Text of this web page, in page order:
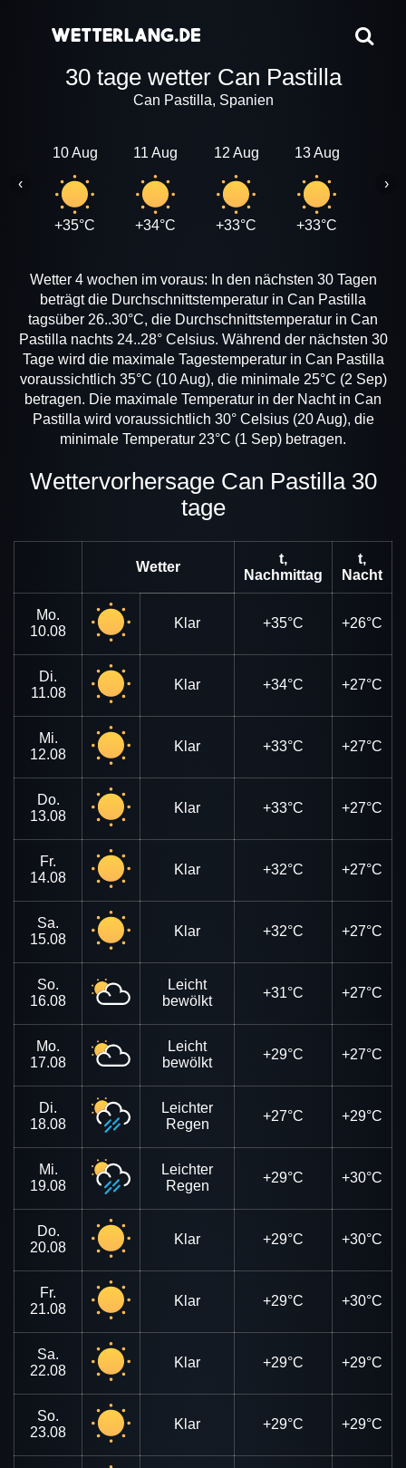
30 tage wetter Can Pastilla
Can Pastilla, Spanien
10 Aug
+35°C
11 Aug
+34°C
12 Aug
+33°C
13 Aug
+33°C
‹ ›
Wetter 4 wochen im voraus: In den nächsten 30 Tagen
beträgt die Durchschnittstemperatur in Can Pastilla
tagsüber 26..30°C, die Durchschnittstemperatur in Can
Pastilla nachts 24..28° Celsius. Während der nächsten 30
Tage wird die maximale Tagestemperatur in Can Pastilla
voraussichtlich 35°C (10 Aug), die minimale 25°C (2 Sep)
betragen. Die maximale Temperatur in der Nacht in Can
Pastilla wird voraussichtlich 30° Celsius (20 Aug), die
minimale Temperatur 23°C (1 Sep) betragen.
Wettervorhersage Can Pastilla 30
tage
Wetter
t,
Nachmittag
t,
Nacht
Mo.
10.08
Klar +35°C +26°C
Di.
11.08
Klar +34°C +27°C
Mi.
12.08
Klar +33°C +27°C
Do.
13.08
Klar +33°C +27°C
Fr.
14.08
Klar +32°C +27°C
Sa.
15.08
Klar +32°C +27°C
So.
16.08
Leicht
bewölkt
+31°C +27°C
Mo.
17.08
Leicht
bewölkt
+29°C +27°C
Di.
18.08
Leichter
Regen
+27°C +29°C
Mi.
19.08
Leichter
Regen
+29°C +30°C
Do.
20.08
Klar +29°C +30°C
Fr.
21.08
Klar +29°C +30°C
Sa.
22.08
Klar +29°C +29°C
So.
23.08
Klar +29°C +29°C